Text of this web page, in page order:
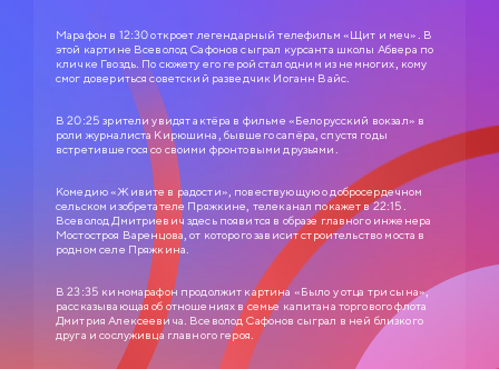
Марафон в 12:30 откроет легендарный телефильм «Щит и меч». В
этой картине Всеволод Сафонов сыграл курсанта школы Абвера по
кличке Гвоздь. По сюжету его герой стал одним из немногих, кому
смог довериться советский разведчик Иоганн Вайс.
В 20:25 зрители увидят актёра в фильме «Белорусский вокзал» в
роли журналиста Кирюшина, бывшего сапёра, спустя годы
встретившегося со своими фронтовыми друзьями.
Комедию «Живите в радости», повествующую о добросердечном
сельском изобретателе Пряжкине, телеканал покажет в 22:15.
Всеволод Дмитриевич здесь появится в образе главного инженера
Мостостроя Варенцова, от которого зависит строительство моста в
родном селе Пряжкина.
В 23:35 киномарафон продолжит картина «Было у отца три сына»,
рассказывающая об отношениях в семье капитана торгового флота
Дмитрия Алексеевича. Всеволод Сафонов сыграл в ней близкого
друга и сослуживца главного героя.
СЛУЖЕБНЫЙ РОМАН
0+
ЗОЛОТАЯ КОЛЛЕКЦИЯ МОСФИЛЬМА